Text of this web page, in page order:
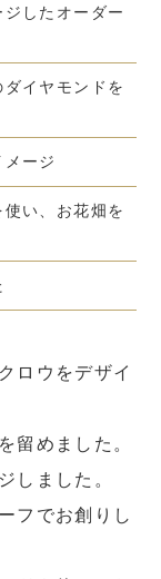
したオーダー
イヤモンドを
ージ
い、お花畑を
ロウをデザイ
留めました。
しました。
フでお創りし